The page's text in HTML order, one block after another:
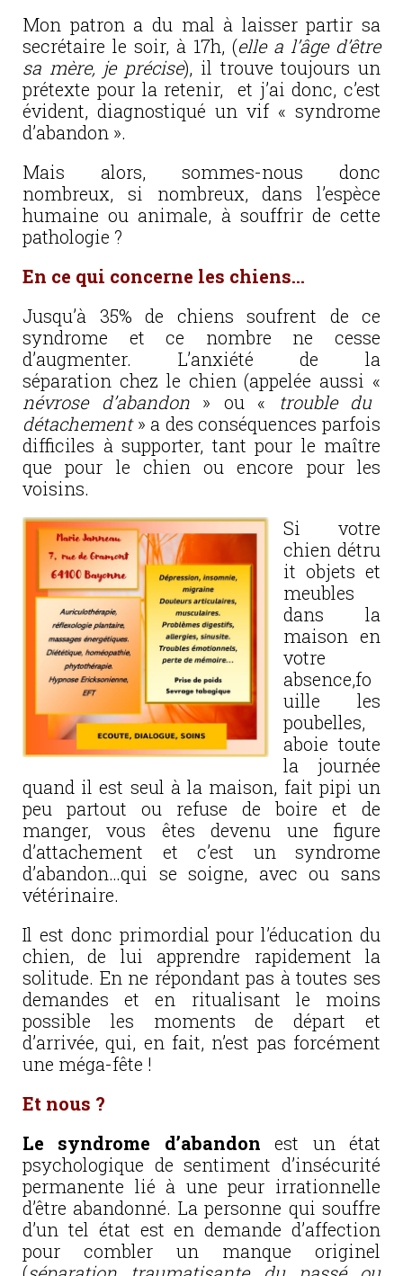
Mon patron a du mal à laisser partir sa
secrétaire le soir, à 17h, (elle a l’âge d’être
sa mère, je précise), il trouve toujours un
prétexte pour la retenir, et j’ai donc, c’est
évident, diagnostiqué un vif « syndrome
d’abandon ».
Mais alors, sommes-nous donc
nombreux, si nombreux, dans l’espèce
humaine ou animale, à souffrir de cette
pathologie ?
En ce qui concerne les chiens…
Jusqu’à 35% de chiens soufrent de ce
syndrome et ce nombre ne cesse
d’augmenter. L’anxiété de la
séparation chez le chien (appelée aussi «
névrose d’abandon » ou « trouble du
détachement» a des conséquences parfois
difficiles à supporter, tant pour le maître
que pour le chien ou encore pour les
voisins.
Si votre
chien détru
it objets et
meubles
dans la
maison en
votre
absence,fo
uille les
poubelles,
aboie toute
la journée
quand il est seul à la maison, fait pipi un
peu partout ou refuse de boire et de
manger, vous êtes devenu une figure
d’attachement et c’est un syndrome
d’abandon…qui se soigne, avec ou sans
vétérinaire.
Il est donc primordial pour l’éducation du
chien, de lui apprendre rapidement la
solitude. En ne répondant pas à toutes ses
demandes et en ritualisant le moins
possible les moments de départ et
d’arrivée, qui, en fait, n’est pas forcément
une méga-fête !
Et nous ?
Le syndrome d’abandon
est un état
psychologique de sentiment d’insécurité
permanente lié à une peur irrationnelle
d’être abandonné. La personne qui souffre
d’un tel état est en demande d’affection
pour combler un manque originel